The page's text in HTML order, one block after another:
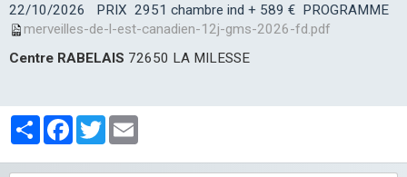
22/10/2026 PRIX 2951 chambre ind + 589 € PROGRAMME
merveilles-de-l-est-canadien-12j-gms-2026-fd.pdf
Centre RABELAIS 72650 LA MILESSE
PartagerFacebook
Twitter